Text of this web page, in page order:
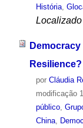
História,
Resilience?
por Cláudia
modificação
público,
China,